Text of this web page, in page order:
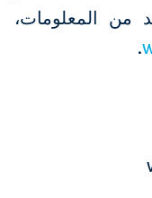
من المعلومات،
.